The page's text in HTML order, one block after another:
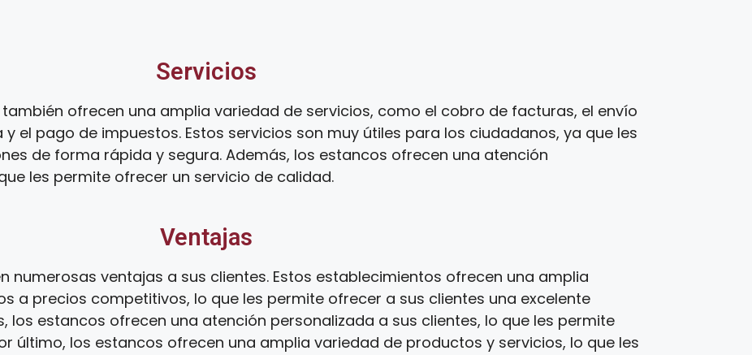
Servicios
también ofrecen una amplia variedad de servicios, como el cobro de facturas, el envío
el pago de impuestos. Estos servicios son muy útiles para los ciudadanos, ya que les
de forma rápida y segura. Además, los estancos ofrecen una atención
les permite ofrecer un servicio de calidad.
Ventajas
numerosas ventajas a sus clientes. Estos establecimientos ofrecen una amplia
a precios competitivos, lo que les permite ofrecer a sus clientes una excelente
los estancos ofrecen una atención personalizada a sus clientes, lo que les permite
último, los estancos ofrecen una amplia variedad de productos y servicios, lo que les